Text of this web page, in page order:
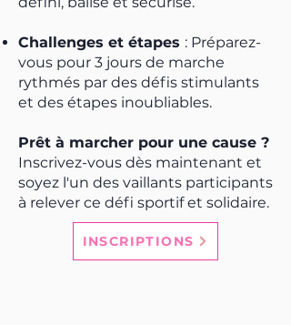
Challenges et étapes : Préparez-
vous pour 3 jours de marche
rythmés par des défis stimulants
et des étapes inoubliables.
Prêt à marcher pour une cause ?
Inscrivez-vous dès maintenant et
soyez l'un des vaillants participants
à relever ce défi sportif et solidaire.
INSCRIPTIONS